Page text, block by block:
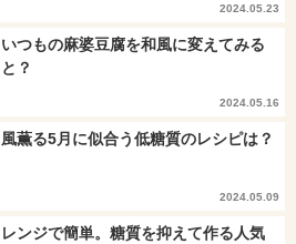
2024.05.23
いつもの麻婆豆腐を和風に変えてみる
と？
2024.05.16
風薫る5月に似合う低糖質のレシピは？
2024.05.09
レンジで簡単。糖質を抑えて作る人気